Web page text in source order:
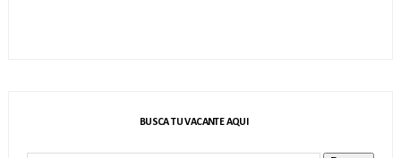
BUSCA TU VACANTE AQUI